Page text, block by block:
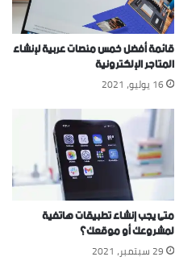
قائمة أفضل خمس منصات عربية لإنشاء
المتاجر الإلكترونية
16 يوليو، 2021
متى يجب إنشاء تطبيقات هاتفية
لمشروعك أو موقعك؟
29 سبتمبر، 2021